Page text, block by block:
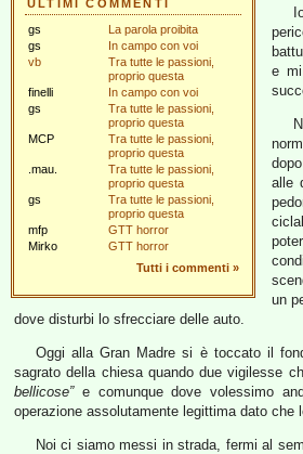
ULTIMI COMMENTI
gs
La parola proibita
gs
In campo con voi
vb
Tra tutte le passioni,
proprio questa
finelli
In campo con voi
gs
Tra tutte le passioni,
proprio questa
MCP
Tra tutte le passioni,
proprio questa
.mau.
Tra tutte le passioni,
proprio questa
gs
Tra tutte le passioni,
proprio questa
mfp
GTT horror
Mirko
GTT horror
Tutti i commenti »
e
alle
un
dove disturbi lo sfrecciare delle auto.
Oggi alla Gran Madre si è toccato il
sagrato della chiesa quando due vigilesse
bellicose”e comunque dove volessimo
operazione assolutamente legittima dato
Noi ci siamo messi in strada, fermi al